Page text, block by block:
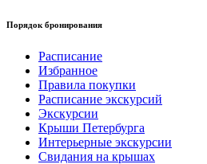
Порядок бронирования
Расписание
Избранное
Правила покупки
Расписание экскурсий
Экскурсии
Крыши Петербурга
Интерьерные экскурсии
Свидания на крышах